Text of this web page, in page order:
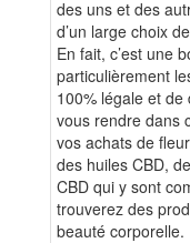
des uns et des
d’un large choix
En fait, c’est une
particulièrement
100% légale et
vous rendre dans
vos achats de
des huiles CBD,
CBD qui y sont
trouverez des
beauté